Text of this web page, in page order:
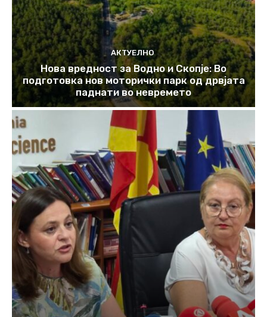
АКТУЕЛНО
Нова вредност за Водно и Скопје: Во
подготовка нов моторички парк од дрвјата
паднати во невремето